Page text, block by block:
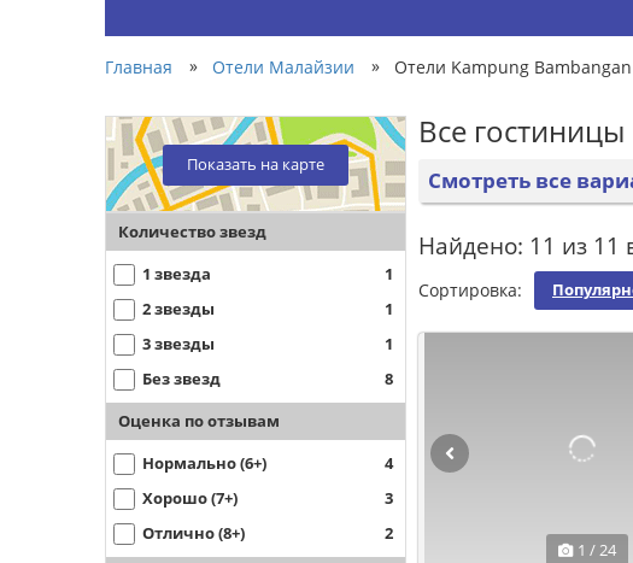
Главная » Отели Малайзии » Отели Kampung Bambangan
Показать на карте
Количество звезд
1 звезда
1
2 звезды
1
3 звезды
1
Без звезд
8
Оценка по отзывам
Нормально (6+)
4
Хорошо (7+)
3
Отлично (8+)
2
Все гостиницы
Смотреть все
Найдено: 11 из 11
Сортировка:
1 / 24